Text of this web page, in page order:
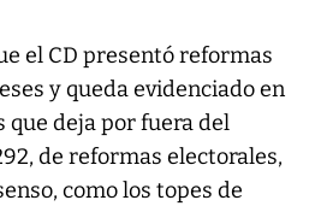
el CD presentó reformas
y queda evidenciado en
deja por fuera del
de reformas electorales,
como los topes de